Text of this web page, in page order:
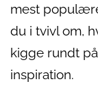
mest
du i tvivl om,
kigge rundt
inspiration.